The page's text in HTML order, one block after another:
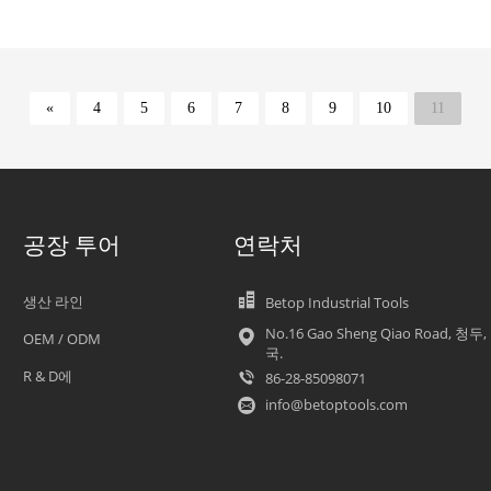
« 4 5 6 7 8 9 10 11
공장 투어
생산 라인
OEM / ODM
R & D에
연락처
Betop Industrial Tools
No.16 Gao Sheng Qiao Road, 청두,
국.
86-28-85098071
info@betoptools.com